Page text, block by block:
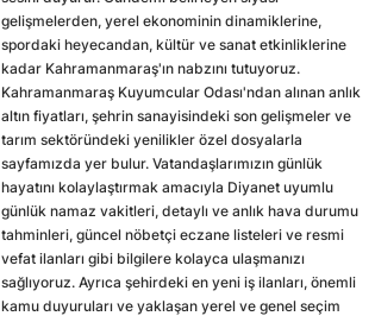
gelişmelerden, yerel ekonominin dinamiklerine,
spordaki heyecandan, kültür ve sanat etkinliklerine
kadar Kahramanmaraş'ın nabzını tutuyoruz.
Kahramanmaraş Kuyumcular Odası'ndan alınan anlık
altın fiyatları, şehrin sanayisindeki son gelişmeler ve
tarım sektöründeki yenilikler özel dosyalarla
sayfamızda yer bulur. Vatandaşlarımızın günlük
hayatını kolaylaştırmak amacıyla Diyanet uyumlu
günlük namaz vakitleri, detaylı ve anlık hava durumu
tahminleri, güncel nöbetçi eczane listeleri ve resmi
vefat ilanları gibi bilgilere kolayca ulaşmanızı
sağlıyoruz. Ayrıca şehirdeki en yeni iş ilanları, önemli
kamu duyuruları ve yaklaşan yerel ve genel seçim